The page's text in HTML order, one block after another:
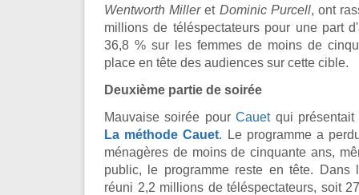
Wentworth Milleret Dominic Purcell, ont
millions de téléspectateurs pour une part
36,8 % sur les femmes de moins de
place en tête des audiences sur cette cible.
Deuxième partie de soirée
Mauvaise soirée pourCauetqui présentait
La méthode Cauet. Le programme a
ménagères de moins de cinquante ans,
public, le programme reste en tête.
réuni 2,2 millions de téléspectateurs, soit